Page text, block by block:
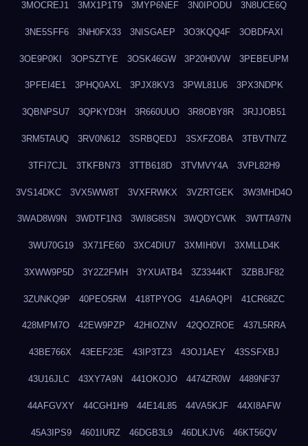
3MOCREJ1 3MX1P1T9 3MYP6NEF 3N0IPODU 3N8UCE6Q
3NE5SFF6 3NH0FX33 3NISGAEP 3O3KQQ4F 3OBDFAXI
3OE9P0KI 3OPSZTYE 3OSK46GW 3P20H0VW 3PEBEUPM
3PFEI4E1 3PHQ0AXL 3PJX8KV3 3PWL81U6 3PX3NDPK
3QBNPSU7 3QPKYD3H 3R660UUO 3R8OBY8R 3RJJOB51
3RM5TAUQ 3RV0N612 3SRBQEDJ 3SXFZOBA 3TBVTN7Z
3TFI7CJL 3TKFBN73 3TTB618D 3TVMVY4A 3VPL82H9
3VS14DKC 3VX5WW8T 3VXFRWKX 3VZRTGEK 3W3MHD4O
3WAD8W9N 3WDTF1N3 3WI8G8SN 3WQDYCWK 3WTTA97N
3WU70G19 3X71FE60 3XC4DIU7 3XMIH0VI 3XMLLD4K
3XWW9P5D 3Y2Z2FMH 3YXUATB4 3Z3344KT 3ZBBJF82
3ZUNKQ9P 40PEO5RM 418TPYOG 41A6AQPI 41CR68ZC
428MPM7O 42EW9PZP 42HIOZNV 42QOZROE 437L5RRA
43BE766X 43EEF23E 43IP3TZ3 43OJ1AEY 43SSFXBJ
43U16JLC 43XY7A9N 441OKOJO 4474ZR0W 4489NF37
44AFGVXY 44CGH1H9 44E14L85 44VA5KJF 44XI8AFW
45A3IPS9 4601IURZ 46DGB3L9 46DLKJV6 46KT56QV